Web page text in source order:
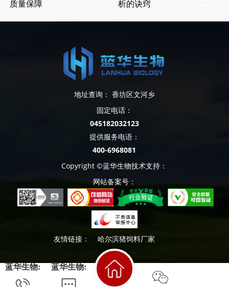
质量保障 析的诀窍
地址查询： 香坊区文河乡
固定电话：
045182032123
提供服务电语：
400-6968081
Copyright ©蓝华生物技术支持：
网站备案号：
友情链接： 哈尔滨猪饲料厂家
蓝华生物: 蓝华生物: